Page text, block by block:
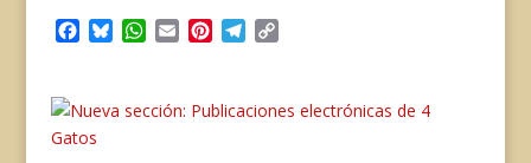
F
e
b
o
B
e
s
W
t
s
E
i
l
P
t
e
T
e
g
C
y
L